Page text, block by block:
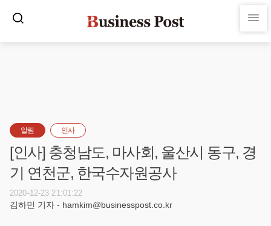
알림 인사
[인사] 충청남도, 마사회, 울산시 동구, 경
기 연천군, 한국수자원공사
2020-12-23 21:01:22
김하민 기자 - hamkim@businesspost.co.kr